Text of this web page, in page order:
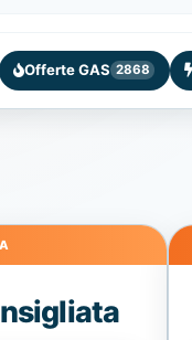
Offerte GAS 2868